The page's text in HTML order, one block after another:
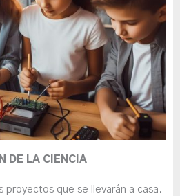
DE LA CIENCIA
proyectos que se llevarán a casa.